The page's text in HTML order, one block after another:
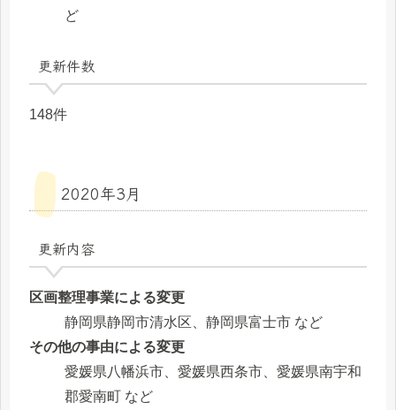
ど
更新件数
148件
2020年3月
更新内容
区画整理事業による変更
静岡県静岡市清水区、静岡県富士市 など
その他の事由による変更
愛媛県八幡浜市、愛媛県西条市、愛媛県南宇和
郡愛南町 など